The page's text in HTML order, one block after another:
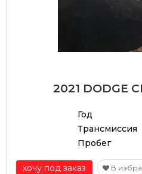
2021 DODGE
Год
Трансмиссия
Пробег
хочу под заказ В